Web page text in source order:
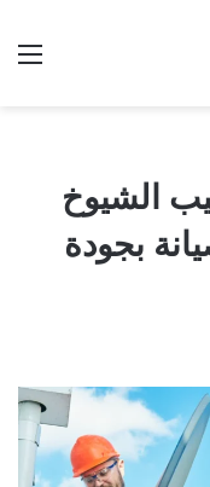
الشيوخ
وصيانة بجودة